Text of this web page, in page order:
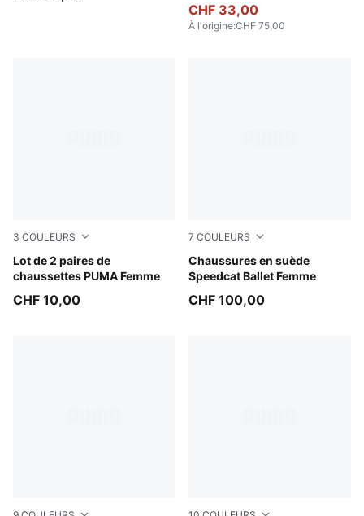
CHF 33,00
À l'origine:CHF 75,00
3 COULEURS
Lot de 2 paires de
chaussettes PUMA Femme
white
CHF 10,00
7 COULEURS
Chaussures en suède
Speedcat Ballet Femme
PUMA Black-PUMA White-
CHF 100,00